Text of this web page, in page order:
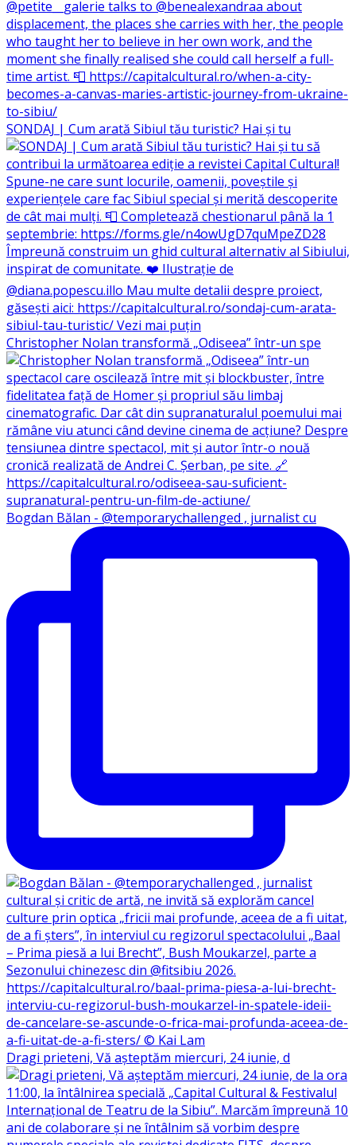
SONDAJ | Cum arată Sibiul tău turistic? Hai și tu
Christopher Nolan transformă „Odiseea” într-un spe
Bogdan Bălan - @temporarychallenged , jurnalist cu
Dragi prieteni, Vă așteptăm miercuri, 24 iunie, d